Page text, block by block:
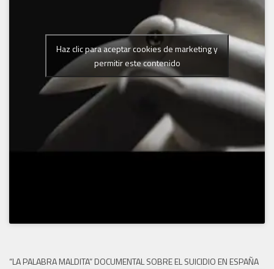
Haz clic para aceptar cookies de marketing y
permitir este contenido
“LA PALABRA MALDITA” DOCUMENTAL SOBRE EL SUICIDIO EN ESPAÑA